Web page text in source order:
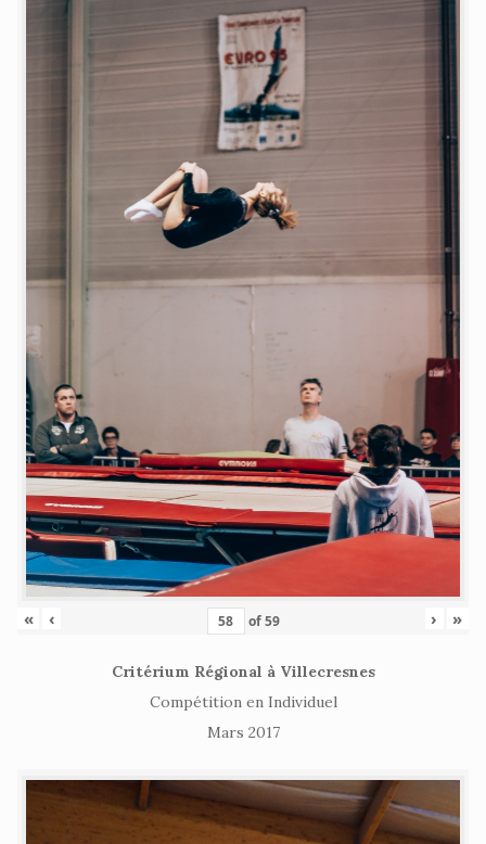
« ‹ of59 › »
Critérium Régional à Villecresnes
Compétition en Individuel
Mars 2017